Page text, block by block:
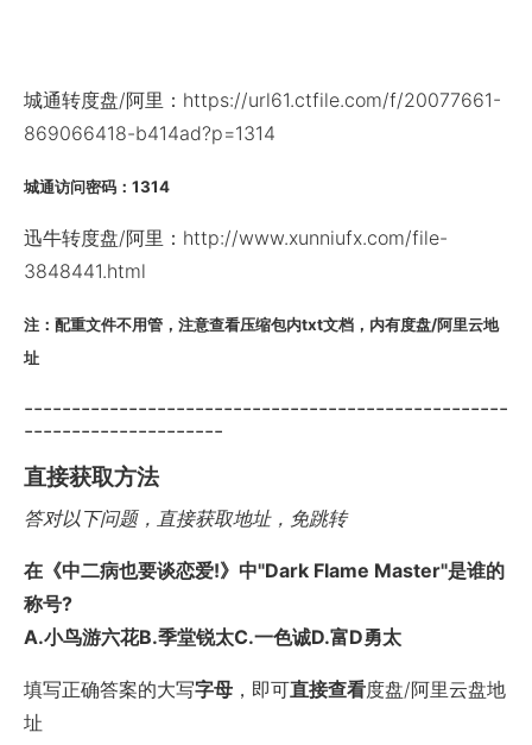
城通转度盘/阿里：https://url61.ctfile.com/f/20077661-
869066418-b414ad?p=1314
城通访问密码：1314
迅牛转度盘/阿里：http://www.xunniufx.com/file-
3848441.html
注：配重文件不用管，注意查看压缩包内txt文档，内有度盘/阿里云地
址
---------------------------------------------------
---------------------
直接获取方法
答对以下问题，直接获取地址，免跳转
在《中二病也要谈恋爱!》中"Dark Flame Master"是谁的
称号?
A.小鸟游六花B.季堂锐太C.一色诚D.富D勇太
填写正确答案的大写字母 ，即可直接查看度盘/阿里云盘地
址